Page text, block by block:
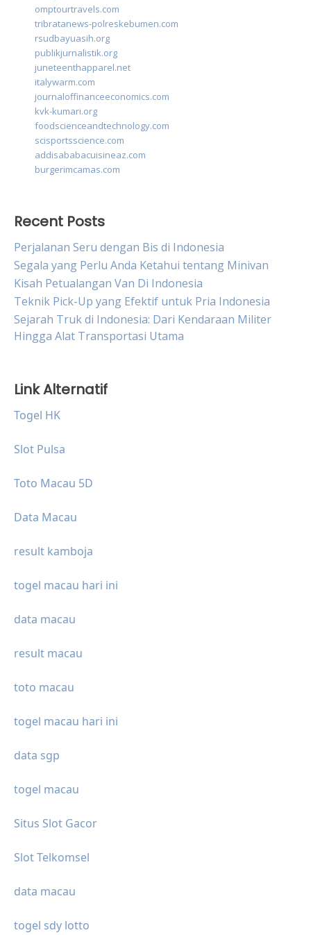
omptourtravels.com
tribratanews-polreskebumen.com
rsudbayuasih.org
publikjurnalistik.org
juneteenthapparel.net
italywarm.com
journaloffinanceeconomics.com
kvk-kumari.org
foodscienceandtechnology.com
scisportsscience.com
addisababacuisineaz.com
burgerimcamas.com
Recent Posts
Perjalanan Seru dengan Bis di Indonesia
Segala yang Perlu Anda Ketahui tentang Minivan
Kisah Petualangan Van Di Indonesia
Teknik Pick-Up yang Efektif untuk Pria Indonesia
Sejarah Truk di Indonesia: Dari Kendaraan Militer
Hingga Alat Transportasi Utama
Link Alternatif
Togel HK
Slot Pulsa
Toto Macau 5D
Data Macau
result kamboja
togel macau hari ini
data macau
result macau
toto macau
togel macau hari ini
data sgp
togel macau
Situs Slot Gacor
Slot Telkomsel
data macau
togel sdy lotto